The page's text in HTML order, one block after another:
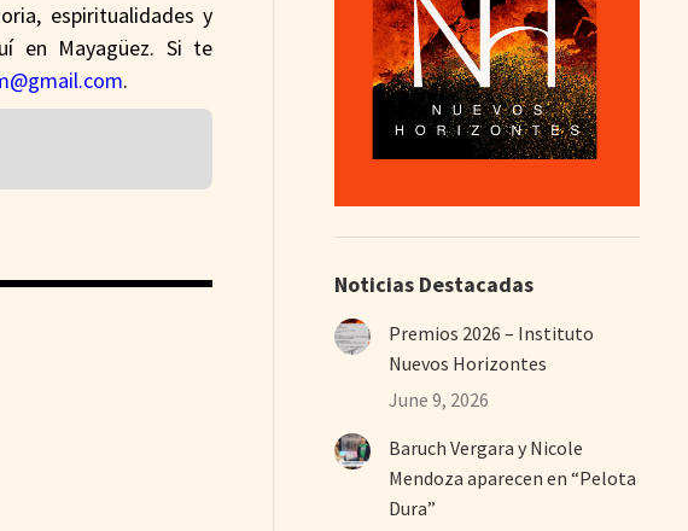
espiritualidades y
en Mayagüez. Si te
.
Noticias Destacadas
Premios 2026 – Instituto
Nuevos Horizontes
June 9, 2026
Baruch Vergara y Nicole
Mendoza aparecen en “Pelota
Dura”